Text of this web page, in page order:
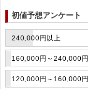
初値予想アンケート
240,000円以上
160,000円～240,000円
120,000円～160,000円